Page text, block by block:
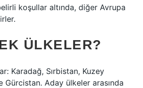
koşullar altında, diğer Avrupa
ÜLKELER?
Karadağ, Sırbistan, Kuzey
Aday ülkeler arasında